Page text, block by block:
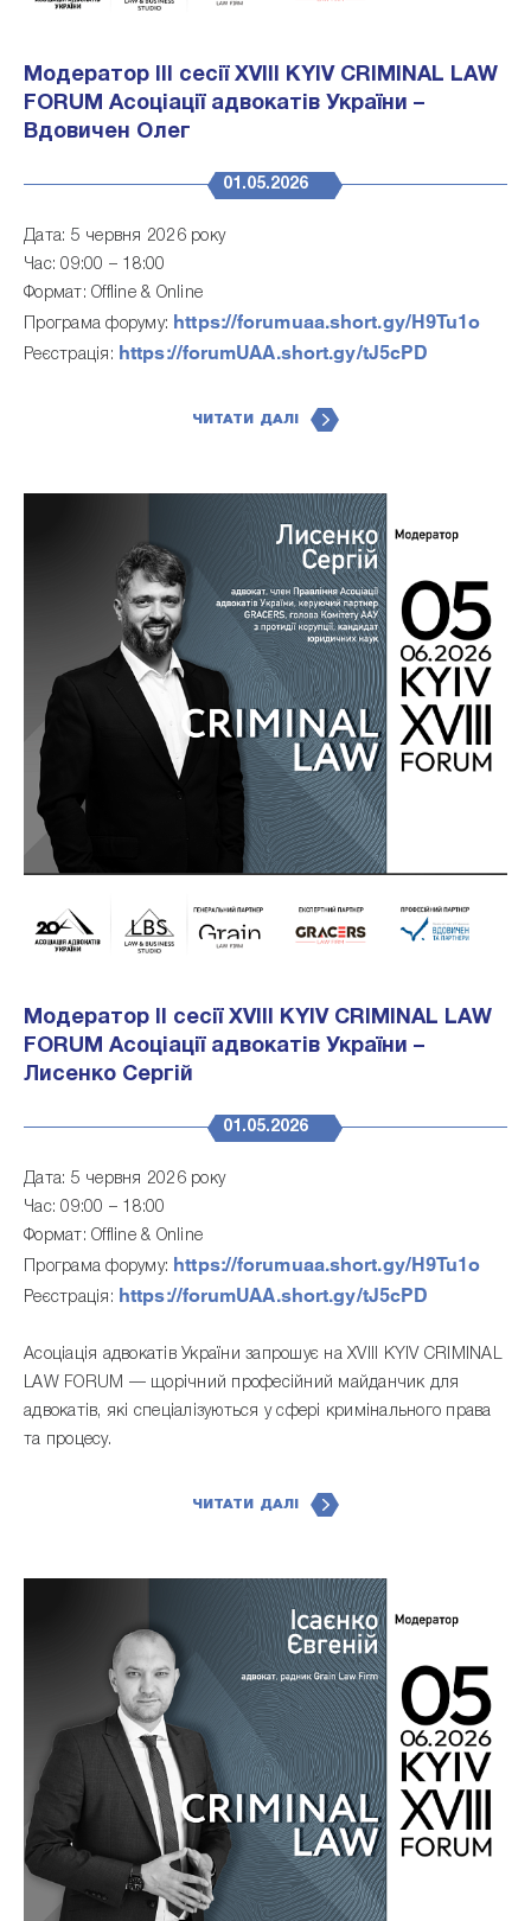
Модератор ІІІ сесії XVIII KYIV CRIMINAL LAW
FORUM Асоціації адвокатів України –
Вдовичен Олег
01.05.2026
Дата: 5 червня 2026 року
Час: 09:00 – 18:00
Формат: Offline & Online
Програма форуму: https://forumuaa.short.gy/H9Tu1o
Реєстрація: https://forumUAA.short.gy/tJ5cPD
ЧИТАТИ ДАЛІ
Модератор ІІ сесії XVIII KYIV CRIMINAL LAW
FORUM Асоціації адвокатів України –
Лисенко Сергій
01.05.2026
Дата: 5 червня 2026 року
Час: 09:00 – 18:00
Формат: Offline & Online
Програма форуму: https://forumuaa.short.gy/H9Tu1o
Реєстрація: https://forumUAA.short.gy/tJ5cPD
Асоціація адвокатів України запрошує на XVIII KYIV CRIMINAL
LAW FORUM — щорічний професійний майданчик для
адвокатів, які спеціалізуються у сфері кримінального права
та процесу.
ЧИТАТИ ДАЛІ